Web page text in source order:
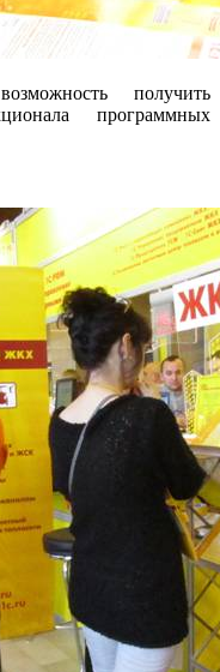
получить
программных